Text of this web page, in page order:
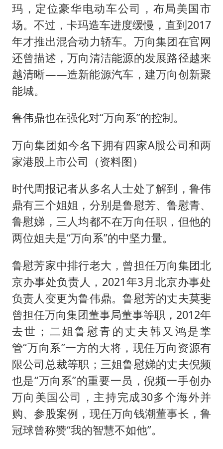
玛，定位豪华电动车公司，布局美国市
场。不过，卡玛造车进度缓慢，直到2017
年才推出混合动力轿车。万向集团在官网
还曾描述，万向清洁能源的发展路径越来
越清晰——造新能源汽车，建万向创新聚
能城。
鲁伟鼎也在强化对“万向系”的控制。
万向集团如今名下拥有四家A股公司和两
家港股上市公司（资料图）
时代周报记者从多名人士处了解到，鲁伟
鼎有三个姐姐，分别是鲁慰芳、鲁慰青、
鲁慰娣，三人均都不在万向任职，但他的
两位姐夫是“万向系”的中坚力量。
鲁慰芳家中排行老大，曾担任万向集团北
京办事处负责人，2021年3月北京办事处
负责人变更为鲁伟鼎。鲁慰芳的丈夫莫斐
曾担任万向集团董事局董事等职，2012年
去世；二姐鲁慰青的丈夫韩又鸿是掌
管“万向系”一方的大将，现任万向资源有
限公司总裁等职；三姐鲁慰娣的丈夫倪频
也是“万向系”的重要一员，倪频一手创办
万向美国公司，主持完成30多个海外并
购、参股案例，现任万向钱潮董事长，鲁
冠球曾称赞“我的智慧不如他”。